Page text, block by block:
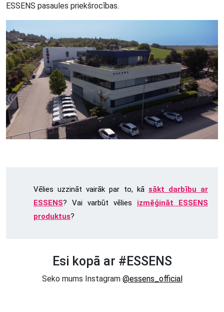
ESSENS pasaules priekšrocības.
Vēlies uzzināt vairāk par to, kā sākt darbību ar
ESSENS? Vai varbūt vēlies izmēģināt ESSENS
produktus?
Esi kopā ar #ESSENS
Seko mums Instagram @essens_official